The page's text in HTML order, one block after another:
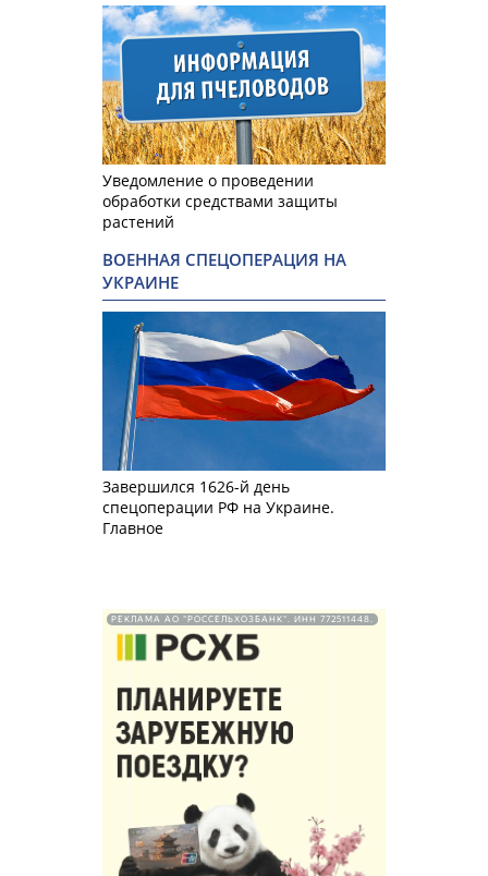
Уведомление о проведении
обработки средствами защиты
растений
ВОЕННАЯ СПЕЦОПЕРАЦИЯ НА
УКРАИНЕ
Завершился 1626-й день
спецоперации РФ на Украине.
Главное
РЕКЛАМА АО "РОССЕЛЬХОЗБАНК". ИНН 772511448.